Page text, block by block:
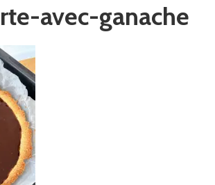
avec-ganache